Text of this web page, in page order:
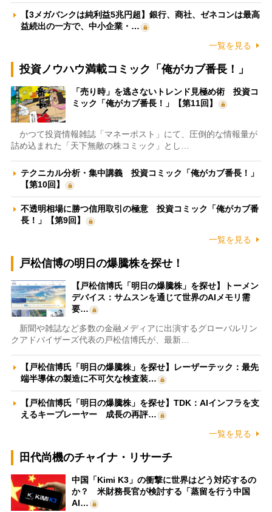
【3メガバンクは純利益5兆円超】銀行、商社、ゼネコンは最高
益続出の一方で、中小企業・…
一覧を見る
投資ノウハウ満載コミック「俺がカブ番長！」
「売り時」を逃さないトレンド見極め術 投資コ
ミック「俺がカブ番長！」【第11回】
かつて投資情報雑誌「マネーポスト」にて、圧倒的な情報量が
詰め込まれた「天下無敵の株コミック」とし…
テクニカル分析・集中講義 投資コミック「俺がカブ番長！」
【第10回】
不透明相場に勝つ信用取引の極意 投資コミック「俺がカブ番
長！」【第9回】
一覧を見る
戸松信博の明日の爆騰株を探せ！
【戸松信博氏「明日の爆騰株」を探せ】トーメン
デバイス：サムスンを通じて世界のAIメモリ需
要…
新聞や雑誌など多数の金融メディアに出演するグローバルリン
クアドバイザーズ代表の戸松信博氏が、最新…
【戸松信博氏「明日の爆騰株」を探せ】レーザーテック：最先
端半導体の製造に不可欠な検査装…
【戸松信博氏「明日の爆騰株」を探せ】TDK：AIインフラを支
えるキープレーヤー 成長の再評…
一覧を見る
田代尚機のチャイナ・リサーチ
中国「Kimi K3」の衝撃に世界はどう対応するの
か？ 米財務長官が検討する「蒸留を行う中国
AI…